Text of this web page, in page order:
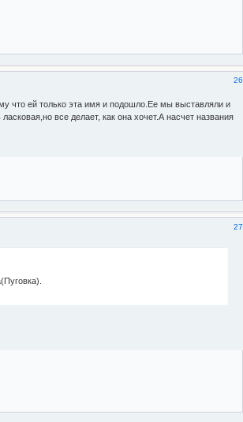
26
что ей только эта имя и подошло.Ее мы выставляли и
все делает, как она хочет.А насчет названия
27